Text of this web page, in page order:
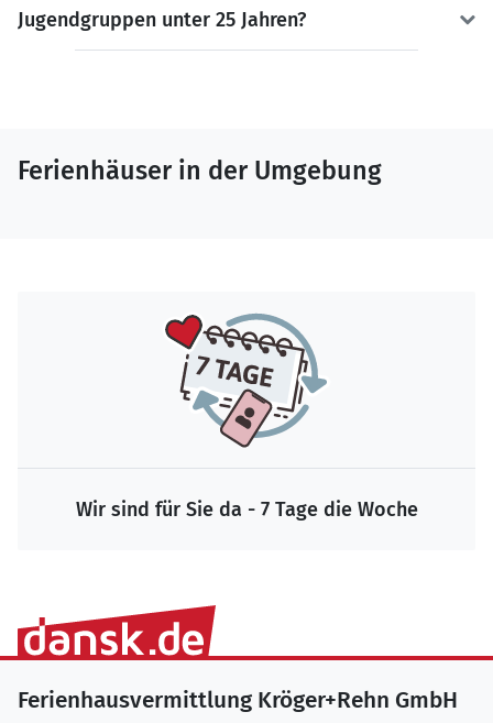
Jugendgruppen unter 25 Jahren?
Ferienhäuser in der Umgebung
Wir sind für Sie da - 7 Tage die Woche
Ferienhausvermittlung Kröger+Rehn GmbH